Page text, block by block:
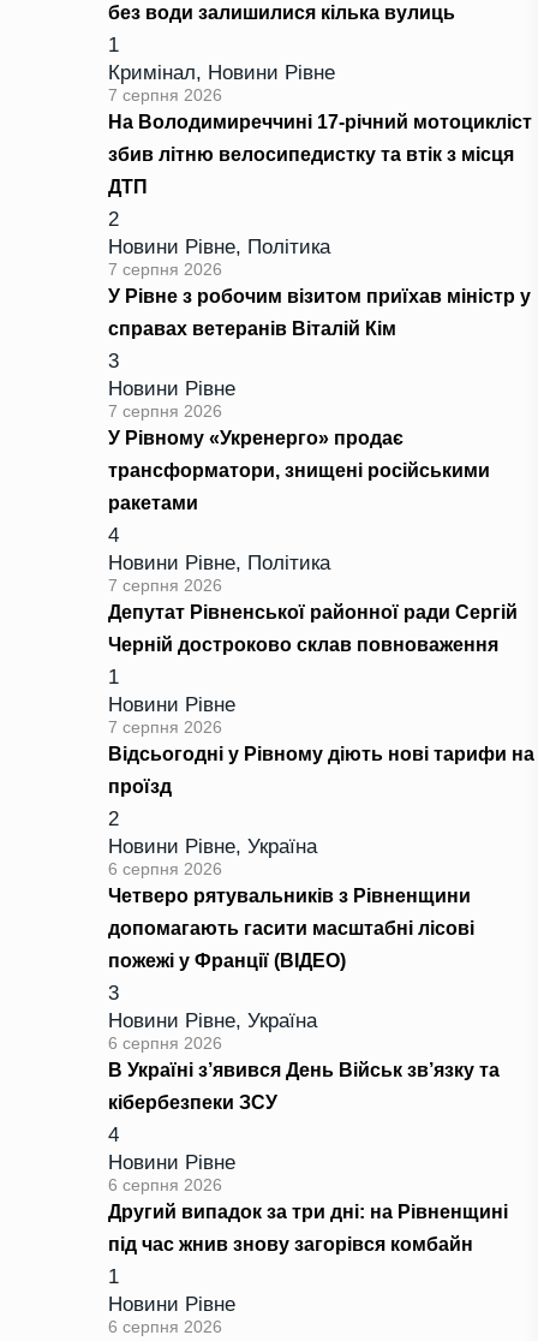
без води залишилися кілька вулиць
1
Кримінал, Новини Рівне
7 серпня 2026
На Володимиреччині 17-річний мотоцикліст
збив літню велосипедистку та втік з місця
ДТП
2
Новини Рівне, Політика
7 серпня 2026
У Рівне з робочим візитом приїхав міністр у
справах ветеранів Віталій Кім
3
Новини Рівне
7 серпня 2026
У Рівному «Укренерго» продає
трансформатори, знищені російськими
ракетами
4
Новини Рівне, Політика
7 серпня 2026
Депутат Рівненської районної ради Сергій
Черній достроково склав повноваження
1
Новини Рівне
7 серпня 2026
Відсьогодні у Рівному діють нові тарифи на
проїзд
2
Новини Рівне, Україна
6 серпня 2026
Четверо рятувальників з Рівненщини
допомагають гасити масштабні лісові
пожежі у Франції (ВІДЕО)
3
Новини Рівне, Україна
6 серпня 2026
В Україні з’явився День Військ зв’язку та
кібербезпеки ЗСУ
4
Новини Рівне
6 серпня 2026
Другий випадок за три дні: на Рівненщині
під час жнив знову загорівся комбайн
1
Новини Рівне
6 серпня 2026